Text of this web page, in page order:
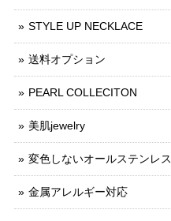
STYLE UP NECKLACE
送料オプション
PEARL COLLECITON
美肌jewelry
変色しないオールステンレス
金属アレルギー対応